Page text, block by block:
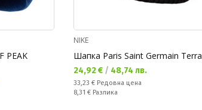
PEAK
NIKE
Шапка Paris Saint Germain Terra
Текуща цена:
24,92 € / 48,74 лв.
Редовна цена:
33,23 € Редовна цена
Спестявате:
8,31 € Разлика